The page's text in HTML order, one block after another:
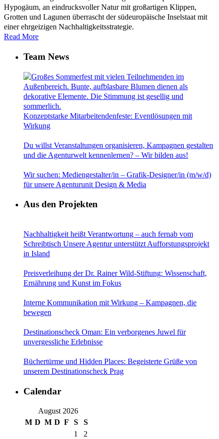
Hypogäum, an eindrucksvoller Natur mit großartigen Klippen,
Grotten und Lagunen überrascht der südeuropäische Inselstaat mit
einer ehrgeizigen Nachhaltigkeitsstrategie.
Read More
Team News
Konzeptstarke Mitarbeitendenfeste: Eventlösungen mit
Wirkung
Du willst Veranstaltungen organisieren, Kampagnen gestalten
und die Agenturwelt kennenlernen? – Wir bilden aus!
Wir suchen: Mediengestalter/in – Grafik-Designer/in (m/w/d)
für unsere Agenturunit Design & Media
Aus den Projekten
Nachhaltigkeit heißt Verantwortung – auch fernab vom
Schreibtisch Unsere Agentur unterstützt Aufforstungsprojekt
in Island
Preisverleihung der Dr. Rainer Wild-Stiftung: Wissenschaft,
Ernährung und Kunst im Fokus
Interne Kommunikation mit Wirkung – Kampagnen, die
bewegen
Destinationscheck Oman: Ein verborgenes Juwel für
unvergessliche Erlebnisse
Büchertürme und Hidden Places: Begeisterte Grüße von
unserem Destinationscheck Prag
Calendar
August 2026
M D M D F S
S
1
2